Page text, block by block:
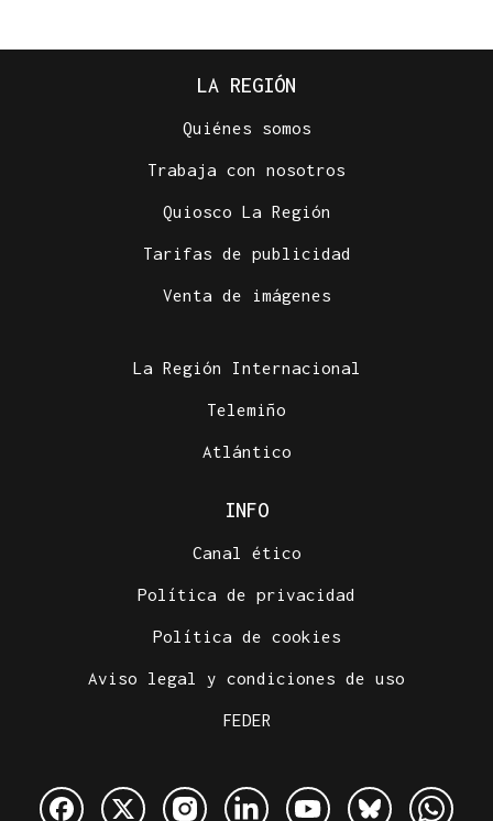
LA REGIÓN
Quiénes somos
Trabaja con nosotros
Quiosco La Región
Tarifas de publicidad
Venta de imágenes
La Región Internacional
Telemiño
Atlántico
INFO
Canal ético
Política de privacidad
Política de cookies
Aviso legal y condiciones de uso
FEDER